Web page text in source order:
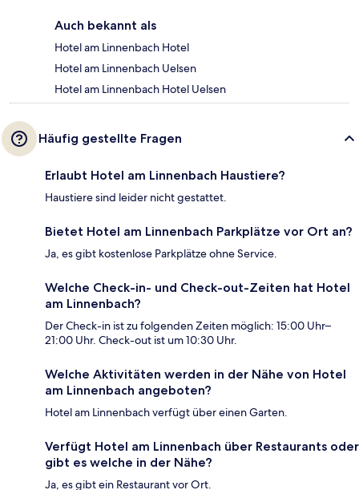
Auch bekannt als
Hotel am Linnenbach Hotel
Hotel am Linnenbach Uelsen
Hotel am Linnenbach Hotel Uelsen
Häufig gestellte Fragen
Erlaubt Hotel am Linnenbach Haustiere?
Haustiere sind leider nicht gestattet.
Bietet Hotel am Linnenbach Parkplätze vor Ort an?
Ja, es gibt kostenlose Parkplätze ohne Service.
Welche Check-in- und Check-out-Zeiten hat Hotel
am Linnenbach?
Der Check-in ist zu folgenden Zeiten möglich: 15:00 Uhr–
21:00 Uhr. Check-out ist um 10:30 Uhr.
Welche Aktivitäten werden in der Nähe von Hotel
am Linnenbach angeboten?
Hotel am Linnenbach verfügt über einen Garten.
Verfügt Hotel am Linnenbach über Restaurants oder
gibt es welche in der Nähe?
Ja, es gibt ein Restaurant vor Ort.